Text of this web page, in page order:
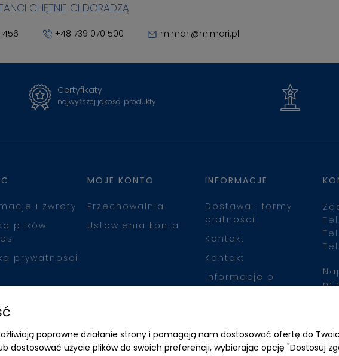
CHĘTNIE CI DORADZĄ
456 +48 739 070 500 mimari@mimari.pl
Certyfikaty
najwyższej jakości produkty
i zwroty
plików
prywatności
MOJE KONTO
Przechowalnia
Ustawienia konta
INFORMACJE
Dostawa i formy
płatności
Kontakt
Kontakt
Informacje o
poprawne działanie strony i pomagają nam dostosować ofertę do
dostosować użycie plików do swoich preferencji, wybierając opcję "Dostosuj